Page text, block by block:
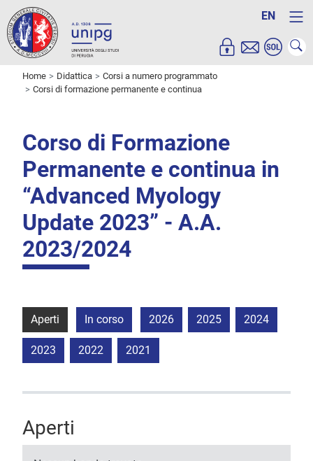
EN
Home Didattica
Corsi a numero programmato
Corsi di formazione permanente e continua
Corso di Formazione
Permanente e continua in
“Advanced Myology
Update 2023” - A.A.
2023/2024
Aperti In corso 2026 2025 2024
2023 2022 2021
Aperti